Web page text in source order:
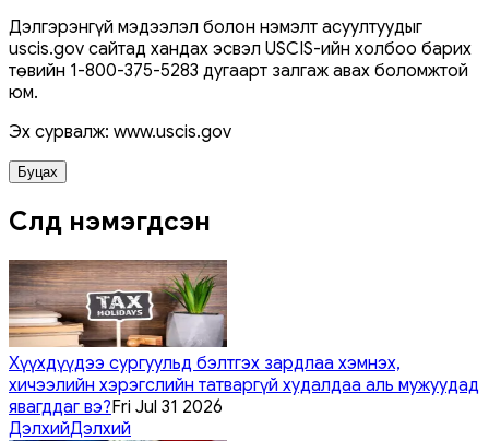
Дэлгэрэнгүй мэдээлэл болон нэмэлт асуултуудыг
uscis.gov сайтад хандах эсвэл USCIS-ийн холбоо барих
төвийн 1-800-375-5283 дугаарт залгаж авах боломжтой
юм.
Эх сурвалж: www.uscis.gov
Буцах
Сүүлд нэмэгдсэн
Хүүхдүүдээ сургуульд бэлтгэх зардлаа хэмнэх,
хичээлийн хэрэгслийн татваргүй худалдаа аль мужуудад
явагддаг вэ?Fri Jul 31 2026
ДэлхийДэлхий